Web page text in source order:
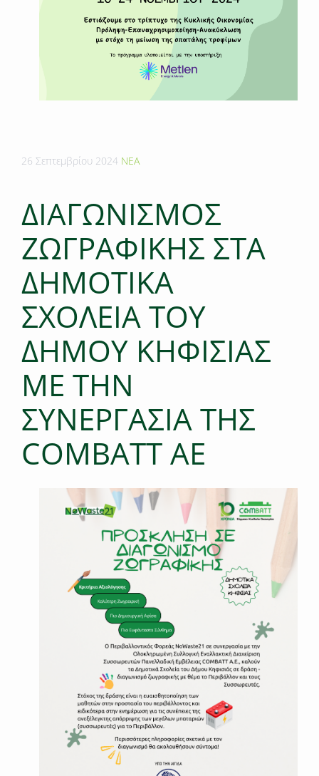
26 Σεπτεμβρίου 2024 ΝΕΑ
ΔΙΑΓΩΝΙΣΜΟΣ
ΖΩΓΡΑΦΙΚΗΣ ΣΤΑ
ΔΗΜΟΤΙΚΑ
ΣΧΟΛΕΙΑ ΤΟΥ
ΔΗΜΟΥ ΚΗΦΙΣΙΑΣ
ΜΕ ΤΗΝ
ΣΥΝΕΡΓΑΣΙΑ ΤΗΣ
COMBATT AE